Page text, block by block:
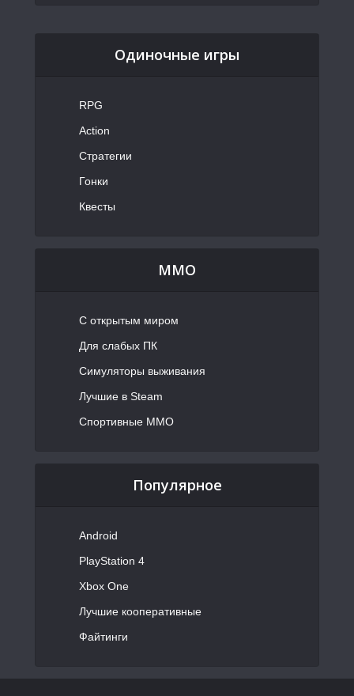
Одиночные игры
RPG
Action
Стратегии
Гонки
Квесты
MMO
С открытым миром
Для слабых ПК
Симуляторы выживания
Лучшие в Steam
Спортивные MMO
Популярное
Android
PlayStation 4
Xbox One
Лучшие кооперативные
Файтинги